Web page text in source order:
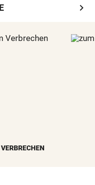
chevron_right
VERBRECHEN